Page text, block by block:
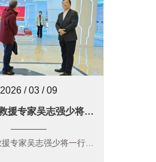
2026 / 03 / 09
国家应急救援专家吴志强少将一行莅临浪潮消防考察指导
国家应急救援专家吴志强少将一行莅临浪潮消防考察指导 …...